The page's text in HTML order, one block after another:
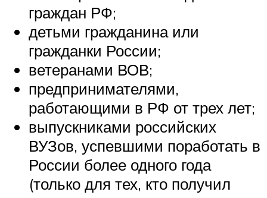
граждан РФ;
детьми гражданина или
гражданки России;
ветеранами ВОВ;
предпринимателями,
работающими в РФ от трех лет;
выпускниками российских
ВУЗов, успевшими поработать в
России более одного года
(только для тех, кто получил